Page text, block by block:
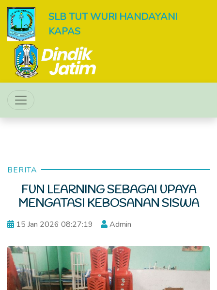
SLB TUT WURI HANDAYANI
KAPAS
BERITA
FUN LEARNING SEBAGAI UPAYA
MENGATASI KEBOSANAN SISWA
15 Jan 2026 08:27:19 Admin